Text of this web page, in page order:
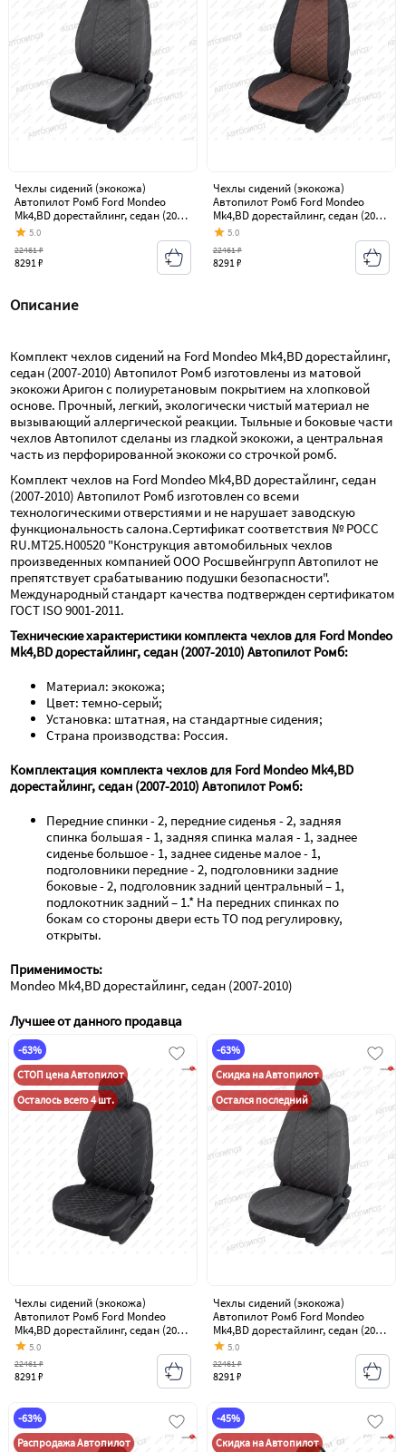
Чехлы сидений (экокожа)
Автопилот Ромб Ford Mondeo
Mk4,BD дорестайлинг, седан (2007-
2010)
5.0
8291 ₽
22461 ₽
Чехлы сидений (экокожа)
Автопилот Ромб Ford Mondeo
Mk4,BD дорестайлинг, седан (2007-
2010)
5.0
8291 ₽
22461 ₽
Описание
Комплект чехлов сидений на Ford Mondeo Mk4,BD дорестайлинг,
седан (2007-2010) Автопилот Ромб изготовлены из матовой
экокожи Аригон с полиуретановым покрытием на хлопковой
основе. Прочный, легкий, экологически чистый материал не
вызывающий аллергической реакции. Тыльные и боковые части
чехлов Автопилот сделаны из гладкой экокожи, а центральная
часть из перфорированной экокожи со строчкой ромб.
Комплект чехлов на Ford Mondeo Mk4,BD дорестайлинг, седан
(2007-2010) Автопилот Ромб изготовлен со всеми
технологическими отверстиями и не нарушает заводскую
функциональность салона.Сертификат соответствия № РОСС
RU.МТ25.Н00520 "Конструкция автомобильных чехлов
произведенных компанией ООО Росшвейнгрупп Автопилот не
препятствует срабатыванию подушки безопасности".
Международный стандарт качества подтвержден сертификатом
ГОСТ ISO 9001-2011.
Технические характеристики комплекта чехлов для Ford Mondeo
Mk4,BD дорестайлинг, седан (2007-2010) Автопилот Ромб:
Материал: экокожа;
Цвет: темно-серый;
Установка: штатная, на стандартные сидения;
Страна производства: Россия.
Комплектация комплекта чехлов для Ford Mondeo Mk4,BD
дорестайлинг, седан (2007-2010) Автопилот Ромб:
Передние спинки - 2, передние сиденья - 2, задняя
спинка большая - 1, задняя спинка малая - 1, заднее
сиденье большое - 1, заднее сиденье малое - 1,
подголовники передние - 2, подголовники задние
боковые - 2, подголовник задний центральный – 1,
подлокотник задний – 1.* На передних спинках по
бокам со стороны двери есть ТО под регулировку,
открыты.
Применимость:
Mondeo Mk4,BD дорестайлинг, седан (2007-2010)
Лучшее от данного продавца
-63%
СТОП цена Автопилот
Осталось всего 4 шт.
Чехлы сидений (экокожа)
Автопилот Ромб Ford Mondeo
Mk4,BD дорестайлинг, седан (2007-
2010)
5.0
8291 ₽
22461 ₽
-63%
Скидка на Автопилот
Остался последний
Чехлы сидений (экокожа)
Автопилот Ромб Ford Mondeo
Mk4,BD дорестайлинг, седан (2007-
2010)
5.0
8291 ₽
22461 ₽
-63%
Распродажа Автопилот
-45%
Скидка на Автопилот